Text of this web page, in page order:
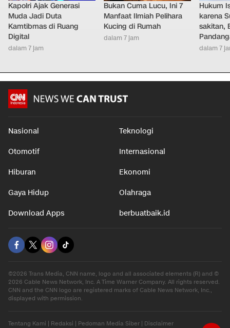
Kapolri Ajak Generasi
Muda Jadi Duta
Kamtibmas di Ruang
Digital
dalam 7 jam
Bukan Cuma Lucu, Ini 7
Manfaat Ilmiah Pelihara
Kucing di Rumah
dalam 7 jam
Hukum
karena
sakitan,
dalam 7
Nasional Teknologi
Otomotif Internasional
Hiburan Ekonomi
Gaya Hidup Olahraga
Download Apps berbuatbaik.id
©2026 Trans Media, CNN name, logo and all associated elements (R) and ©
2026 Cable News Network, Inc. A Time Warner Company. All rights reserved.
CNN and the CNN logo are registered marks of Cable News Network, Inc.,
displayed with permission.
Tentang Kami Redaksi Pedoman Media Siber Disclaimer